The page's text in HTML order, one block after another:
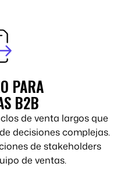
PARA
B2B
de venta largos que
decisiones complejas.
de stakeholders
de ventas.